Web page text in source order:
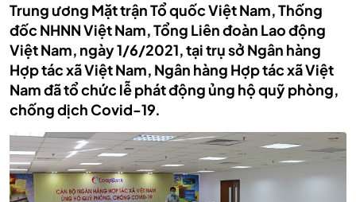
Trung ương Mặt trận Tổ quốc Việt Nam, Thống
đốc NHNN Việt Nam, Tổng Liên đoàn Lao động
Việt Nam, ngày 1/6/2021, tại trụ sở Ngân hàng
Hợp tác xã Việt Nam, Ngân hàng Hợp tác xã Việt
Nam đã tổ chức lễ phát động ủng hộ quỹ phòng,
chống dịch Covid-19.